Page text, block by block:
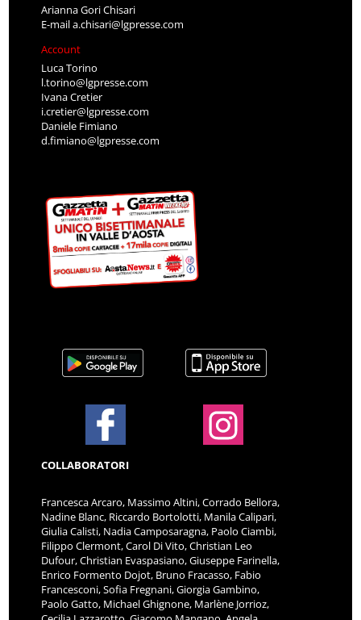
Arianna Gori Chisari
E-maila.chisari@lgpresse.com
Account
Luca Torino
l.torino@lgpresse.com
Ivana Cretier
i.cretier@lgpresse.com
Daniele Fimiano
d.fimiano@lgpresse.com
COLLABORATORI
Francesca Arcaro, Massimo Altini, Corrado Bellora,
Nadine Blanc, Riccardo Bortolotti, Manila Calipari,
Giulia Calisti, Nadia Camposaragna, Paolo Ciambi,
Filippo Clermont, Carol Di Vito, Christian Leo
Dufour, Christian Evaspasiano, Giuseppe Farinella,
Enrico Formento Dojot, Bruno Fracasso, Fabio
Francesconi, Sofia Fregnani, Giorgia Gambino,
Paolo Gatto, Michael Ghignone, Marlène Jorrioz,